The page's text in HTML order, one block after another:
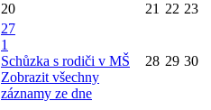
20 21 22 23
27
1
Schůzka s rodiči v MŠ
Zobrazit všechny
záznamy ze dne
28 29 30